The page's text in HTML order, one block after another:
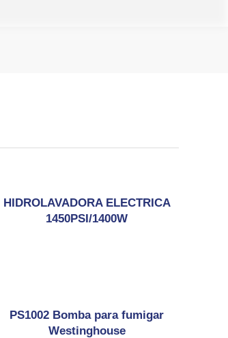
HIDROLAVADORA ELECTRICA
1450PSI/1400W
PS1002 Bomba para fumigar
Westinghouse